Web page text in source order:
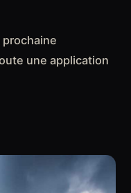
prochaine
une application